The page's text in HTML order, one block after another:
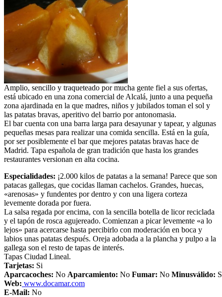
Amplio, sencillo y traqueteado por mucha gente fiel a sus ofertas,
está ubicado en una zona comercial de Alcalá, junto a una pequeña
zona ajardinada en la que madres, niños y jubilados toman el sol y
las patatas bravas, aperitivo del barrio por antonomasia.
El bar cuenta con una barra larga para desayunar y tapear, y algunas
pequeñas mesas para realizar una comida sencilla. Está en la guía,
por ser posiblemente el bar que mejores patatas bravas hace de
Madrid. Tapa española de gran tradición que hasta los grandes
restaurantes versionan en alta cocina.
Especialidades: ¡2.000 kilos de patatas a la semana! Parece que son
patacas gallegas, que cocidas llaman cachelos. Grandes, huecas,
«arenosas» y fundentes por dentro y con una ligera corteza
levemente dorada por fuera.
La salsa regada por encima, con la sencilla botella de licor reciclada
y el tapón de rosca agujereado. Comienzan a picar levemente «a lo
lejos» para acercarse hasta percibirlo con moderación en boca y
labios unas patatas después. Oreja adobada a la plancha y pulpo a la
gallega son el resto de tapas de interés.
Tapas Ciudad Lineal.
Tarjetas: Si
Aparcacoches: No Aparcamiento: No Fumar: No Minusválido:
Web: www.docamar.com
E-Mail: No